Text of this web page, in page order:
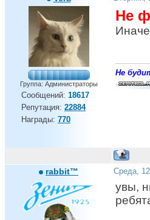
Группа: Администраторы
Сообщений: 18617
Репутация: 22884
Награды: 770
Не
Не
rabbit™ Среда,
увы,